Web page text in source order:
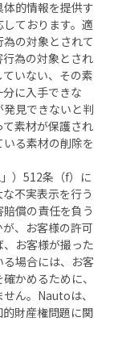
的情報を提供す
ております。適
の対象とされて
為の対象とされ
いない、その素
に入手できな
見できないと判
素材が保護され
る素材の削除を
）512条（f）に
不実表示を行う
償の責任を負う
、お客様の許可
お客様が撮った
場合には、お客
かめるために、
ん。Nautoは、
財産権問題に関